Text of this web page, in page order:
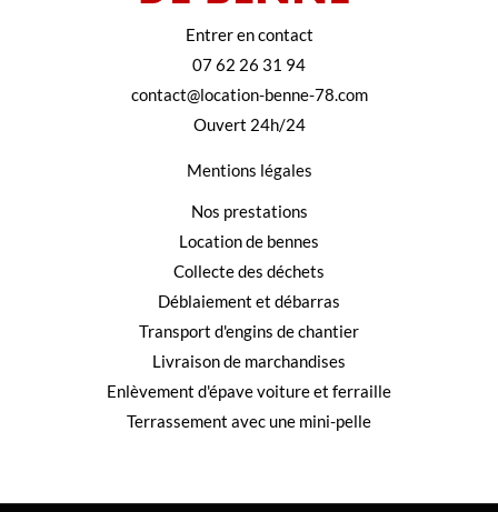
Entrer en contact
07 62 26 31 94
contact@location-benne-78.com
Ouvert 24h/24
Mentions légales
Nos prestations
Location de bennes
Collecte des déchets
Déblaiement et débarras
Transport d'engins de chantier
Livraison de marchandises
Enlèvement d'épave voiture et ferraille
Terrassement avec une mini-pelle